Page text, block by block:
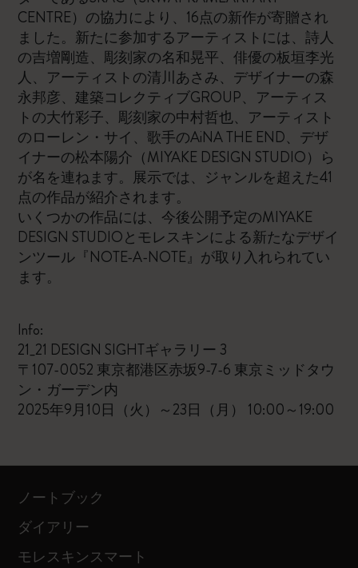
CENTRE）の協力により、16点の新作が寄贈され
ました。新たに参加するアーティストには、詩人
の吉増剛造、彫刻家の名和晃平、俳優の板垣李光
人、アーティストの清川あさみ、デザイナーの森
永邦彦、建築コレクティブGROUP、アーティス
トの大竹彩子、彫刻家の中村哲也、アーティスト
のローレン・サイ、歌手のAiNA THE END、デザ
イナーの松本陽介（MIYAKE DESIGN STUDIO）ら
が名を連ねます。展示では、ジャンルを超えた41
点の作品が紹介されます。
いくつかの作品には、今後公開予定のMIYAKE
DESIGN STUDIOとモレスキンによる新たなデザイ
ンツール『NOTE-A-NOTE』が取り入れられてい
ます。
Info:
21_21 DESIGN SIGHTギャラリー 3
〒107-0052 東京都港区赤坂9-7-6 東京ミッドタウ
ン・ガーデン内
2025年9月10日（火）～23日（月） 10:00～19:00
ノートブック
ダイアリー
モレスキンスマート